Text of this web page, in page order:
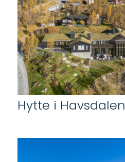
Hytte i Havsdalen